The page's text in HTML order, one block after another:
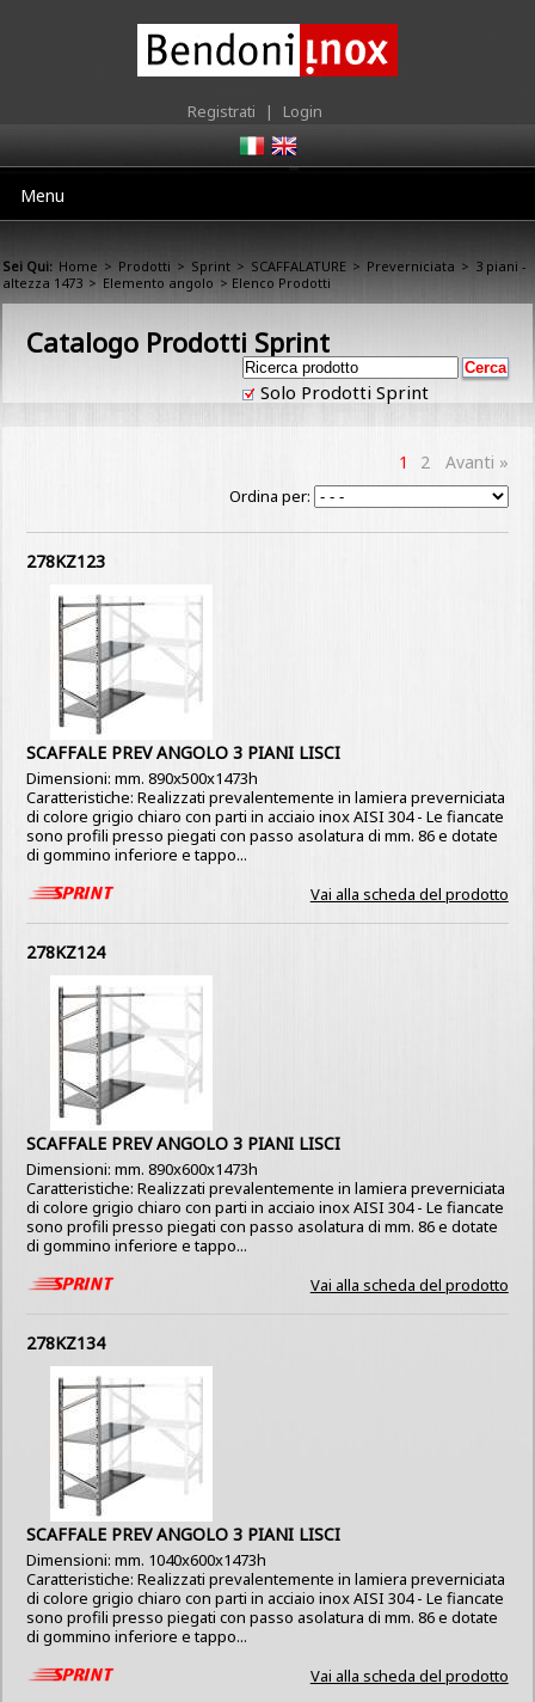
Registrati | Login
Menu
Sei Qui: Home > Prodotti > Sprint > SCAFFALATURE > Preverniciata > 3 piani -
altezza 1473 > Elemento angolo > Elenco Prodotti
Catalogo Prodotti Sprint
Solo Prodotti Sprint
1 2 Avanti »
Ordina per:
278KZ123
SCAFFALE PREV ANGOLO 3 PIANI LISCI
Dimensioni: mm. 890x500x1473h
Caratteristiche: Realizzati prevalentemente in lamiera preverniciata
di colore grigio chiaro con parti in acciaio inox AISI 304 - Le fiancate
sono profili presso piegati con passo asolatura di mm. 86 e dotate
di gommino inferiore e tappo...
Vai alla scheda del prodotto
278KZ124
SCAFFALE PREV ANGOLO 3 PIANI LISCI
Dimensioni: mm. 890x600x1473h
Caratteristiche: Realizzati prevalentemente in lamiera preverniciata
di colore grigio chiaro con parti in acciaio inox AISI 304 - Le fiancate
sono profili presso piegati con passo asolatura di mm. 86 e dotate
di gommino inferiore e tappo...
Vai alla scheda del prodotto
278KZ134
SCAFFALE PREV ANGOLO 3 PIANI LISCI
Dimensioni: mm. 1040x600x1473h
Caratteristiche: Realizzati prevalentemente in lamiera preverniciata
di colore grigio chiaro con parti in acciaio inox AISI 304 - Le fiancate
sono profili presso piegati con passo asolatura di mm. 86 e dotate
di gommino inferiore e tappo...
Vai alla scheda del prodotto